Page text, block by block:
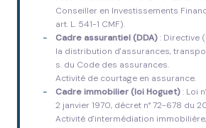
Conseiller en Investissements
art. L. 541-1 CMF).
Cadre assurantiel (DDA): Directive
la distribution d'assurances,
s. du Code des assurances.
Activité de courtage en assurance.
Cadre immobilier (loi Hoguet): Loi
2 janvier 1970, décret n° 72-678 du
Activité d'intermédiation